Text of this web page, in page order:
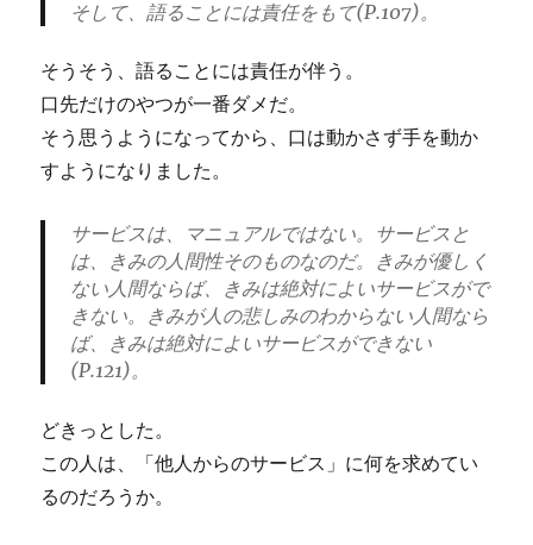
そして、語ることには責任をもて(P.107)。
そうそう、語ることには責任が伴う。
口先だけのやつが一番ダメだ。
そう思うようになってから、口は動かさず手を動か
すようになりました。
サービスは、マニュアルではない。サービスと
は、きみの人間性そのものなのだ。きみが優しく
ない人間ならば、きみは絶対によいサービスがで
きない。きみが人の悲しみのわからない人間なら
ば、きみは絶対によいサービスができない
(P.121)。
どきっとした。
この人は、「他人からのサービス」に何を求めてい
るのだろうか。